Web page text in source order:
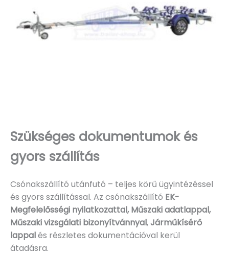
Szükséges dokumentumok és
gyors szállítás
Csónakszállító utánfutó – teljes körű ügyintézéssel
és gyors szállítással. Az csónakszállító EK-
Megfelelősségi nyilatkozattal, Műszaki adatlappal,
Műszaki vizsgálati bizonyítvánnyal,Járműkísérő
lappalés részletes dokumentációval kerül
átadásra.